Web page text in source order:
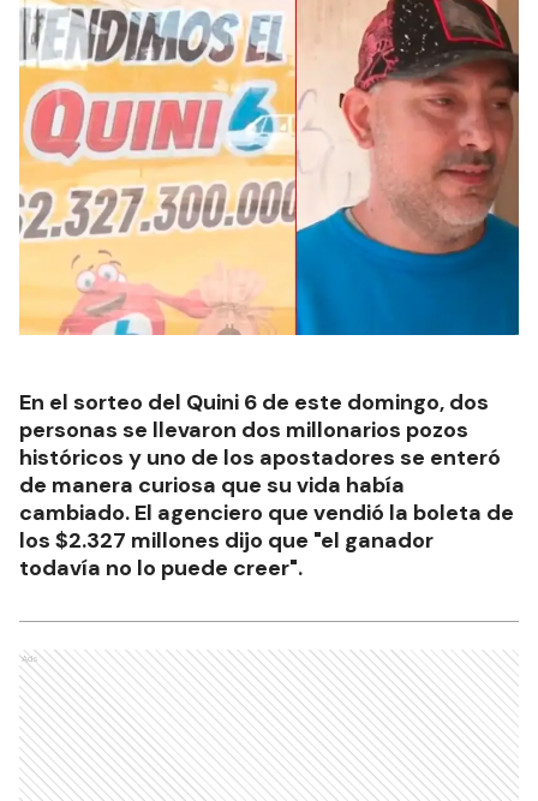
En el sorteo del Quini 6 de este domingo, dos
personas se llevaron dos millonarios pozos
históricos y uno de los apostadores se enteró
de manera curiosa que su vida había
cambiado. El agenciero que vendió la boleta de
los $2.327 millones dijo que "el ganador
todavía no lo puede creer".
Ads